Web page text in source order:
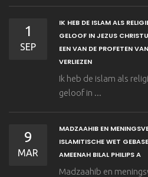
1
SEP
IK HEB DE ISLAM ALS
GELOOF IN JEZUS
EEN VAN DE PROFETEN
VERLIEZEN
Ik heb de islam als
geloof in ...
9
MAR
MADZAAHIB EN
ISLAMITISCHE WET
AMEENAH BILAL PHILIPS A
Madzaahib en